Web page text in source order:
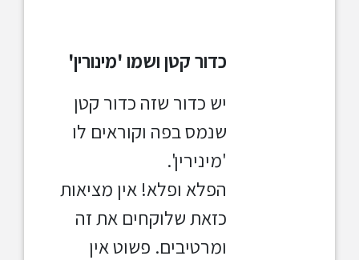
כדור קטן ושמו 'מינורין'
יש כדור שזה כדור קטן
שנמס בפה וקוראים לו
'מינירין'.
הפלא ופלא! אין מציאות
כזאת שלוקחים את זה
ומרטיבים. פשוט אין